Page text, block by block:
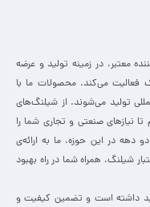
معتبر، در زمینه تولید و عرضه
فعالیت می‌کند. محصولات ما با
تولید می‌شوند. از شیلنگ‌های
نیازهای صنعتی و تجاری شما را
دهه در این حوزه، ما به ارائه‌ی
شیلنگ، همراه شما در راه بهبود
داشته است و تضمین کیفیت و